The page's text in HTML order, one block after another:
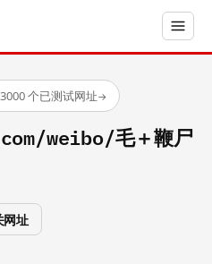
3000 个已测试网址→
weibo/毛＋鞭尸
网址